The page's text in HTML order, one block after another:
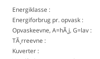
Energiklasse :
Energiforbrug pr. opvask :
Opvaskeevne, A=hÃ¸j, G=lav :
TÃ¸rreevne :
Kuverter :